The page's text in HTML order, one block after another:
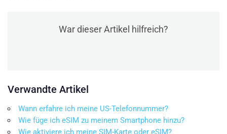
War dieser Artikel hilfreich?
Verwandte Artikel
Wann erfahre ich meine US-Telefonnummer?
Wie füge ich eSIM zu meinem Smartphone hinzu?
Wie aktiviere ich meine SIM-Karte oder eSIM?